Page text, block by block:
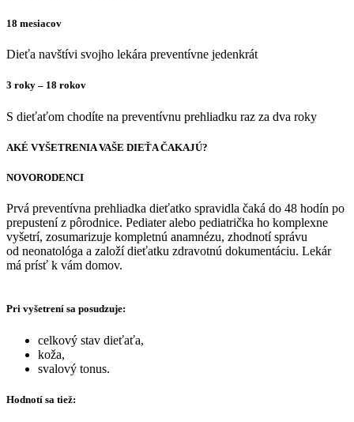
18 mesiacov
Dieťa navštívi svojho lekára preventívne jedenkrát
3 roky – 18 rokov
S dieťaťom chodíte na preventívnu prehliadku raz za dva roky
AKÉ VYŠETRENIA VAŠE DIEŤA ČAKAJÚ?
NOVORODENCI
Prvá preventívna prehliadka dieťatko spravidla čaká do 48 hodín po
prepustení z pôrodnice. Pediater alebo pediatrička ho komplexne
vyšetrí, zosumarizuje kompletnú anamnézu, zhodnotí správu
od neonatológa a založí dieťatku zdravotnú dokumentáciu. Lekár
má prísť k vám domov.
Pri vyšetrení sa posudzuje:
celkový stav dieťaťa,
koža,
svalový tonus.
Hodnotí sa tiež: